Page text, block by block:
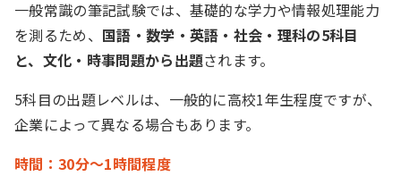
一般常識の筆記試験では、基礎的な学力や情報処理能力
を測るため、 国語・数学・英語・社会・理科の5科目
と、文化・時事問題から出題されます。
5科目の出題レベルは、一般的に高校1年生程度ですが、
企業によって異なる場合もあります。
時間：30分～1時間程度